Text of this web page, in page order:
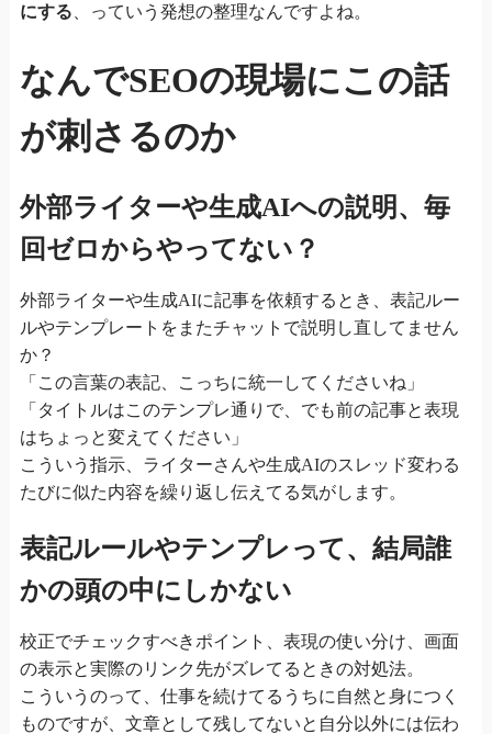
にする 、っていう発想の整理なんですよね。
なんでSEOの現場にこの話
が刺さるのか
外部ライターや生成AIへの説明、毎
回ゼロからやってない？
外部ライターや生成AIに記事を依頼するとき、表記ルー
ルやテンプレートをまたチャットで説明し直してません
か？
「この言葉の表記、こっちに統一してくださいね」
「タイトルはこのテンプレ通りで、でも前の記事と表現
はちょっと変えてください」
こういう指示、ライターさんや生成AIのスレッド変わる
たびに似た内容を繰り返し伝えてる気がします。
表記ルールやテンプレって、結局誰
かの頭の中にしかない
校正でチェックすべきポイント、表現の使い分け、画面
の表示と実際のリンク先がズレてるときの対処法。
こういうのって、仕事を続けてるうちに自然と身につく
ものですが、文章として残してないと自分以外には伝わ